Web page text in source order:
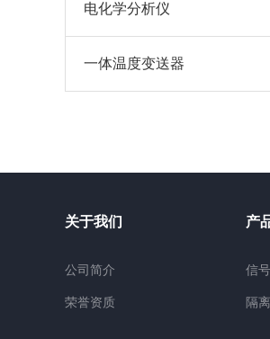
电化学分析仪
一体温度变送器
关于我们
公司简介
荣誉资质
产
信
隔